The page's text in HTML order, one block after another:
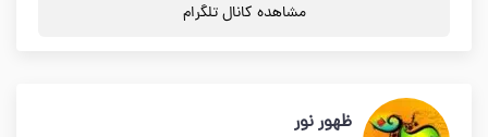
مشاهده کانال تلگرام
ظهور نور